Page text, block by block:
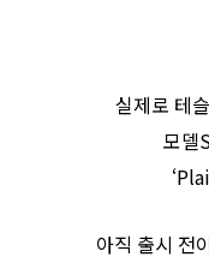
실제로 테
모델
아직 출시 전